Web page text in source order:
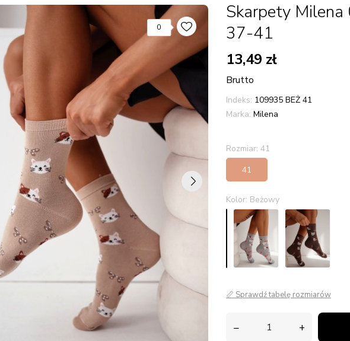
0
Skarpety
37-41
13,49 zł
Brutto
Indeks: 109935 BEŻ 41
Marka: Milena
Rozmiar: 41
41
Kolor: Beżowy
📏 Sprawdź tabelę rozmiarów
– +